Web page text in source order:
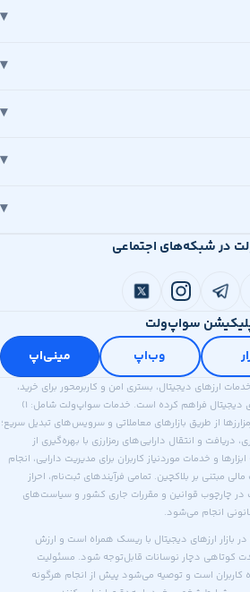
در شبکه‌های اجتماعی
سواپ‌ولت
وب‌اپ مینی‌اپ
ارزهای دیجیتال، بستری امن و کاربرمحور برای خرید،
فروش، نگهداری و مدیریت دارایی‌های دیجیتال فراهم کرده است. خدمات سواپ‌ولت شامل: ۱)
از طریق بازارهای معاملاتی و سرویس‌های تبدیل سریع؛
دریافت و انتقال دارایی‌های رمزارزی با بهره‌گیری از
امنیتی چندلایه؛ ۳) ارائه ابزارها و خدمات موردنیاز کاربران برای مدیریت دارایی، انجام
مبتنی بر بلاکچین. تمامی فرآیندهای ثبت‌نام، احراز
چارچوب قوانین و مقررات جاری کشور و سیاست‌های
انجام می‌شود.
بازار ارزهای دیجیتال با ریسک همراه است و ارزش
کوتاهی دچار نوسانات قابل‌توجه شود. مسئولیت
کاربران است و توصیه می‌شود پیش از انجام هرگونه